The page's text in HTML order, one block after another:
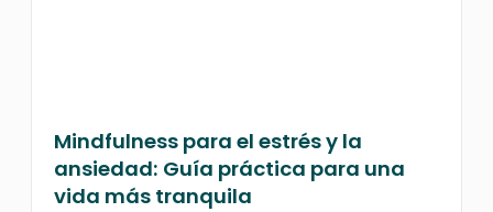
Mindfulness para el estrés y la
ansiedad: Guía práctica para una
vida más tranquila